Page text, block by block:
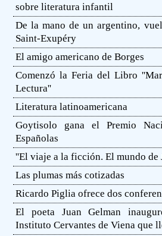
sobre literatura infantil
De la mano de un argentino,
Saint-Exupéry
El amigo americano de Borges
Comenzó la Feria del Libro
Lectura''
Literatura latinoamericana
Goytisolo gana el Premio
Españolas
''El viaje a la ficción. El mundo de
Las plumas más cotizadas
Ricardo Piglia ofrece dos
El poeta Juan Gelman
Instituto Cervantes de Viena que